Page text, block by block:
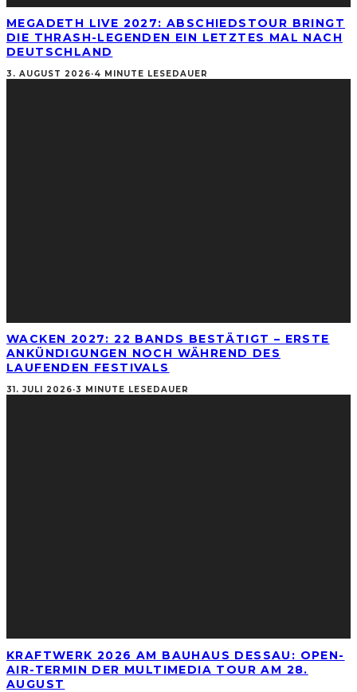
MEGADETH LIVE 2027: ABSCHIEDSTOUR BRINGT
DIE THRASH-LEGENDEN EIN LETZTES MAL NACH
DEUTSCHLAND
3. AUGUST 2026·4 MINUTE LESEDAUER
WACKEN 2027: 22 BANDS BESTÄTIGT – ERSTE
ANKÜNDIGUNGEN NOCH WÄHREND DES
LAUFENDEN FESTIVALS
31. JULI 2026·3 MINUTE LESEDAUER
KRAFTWERK 2026 AM BAUHAUS DESSAU: OPEN-
AIR-TERMIN DER MULTIMEDIA TOUR AM 28.
AUGUST